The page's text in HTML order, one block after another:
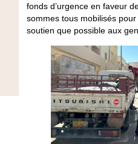
fonds d’urgence en faveur
sommes tous mobilisés
soutien que possible aux